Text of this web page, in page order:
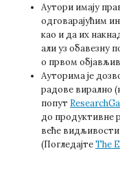
Аутори имају
одговарајућим
као и да их
али уз обавезну
о првом
Ауторима је
радове вирално
попут
до продуктивне
веће
(ПогледајтеThe